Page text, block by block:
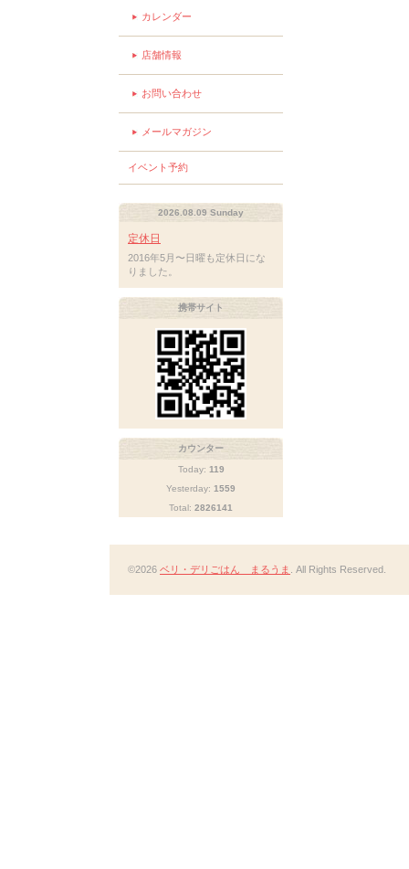
カレンダー
店舗情報
お問い合わせ
メールマガジン
イベント予約
2026.08.09 Sunday
定休日
2016年5月〜日曜も定休日にな
りました。
携帯サイト
カウンター
Today: 119
Yesterday: 1559
Total: 2826141
©2026 ベリ・デリごはん まるうま . All Rights Reserved.